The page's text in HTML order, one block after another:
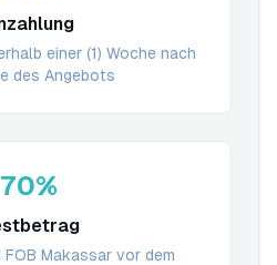
einer (1) Woche nach
des Angebots
70%
Makassar vor dem